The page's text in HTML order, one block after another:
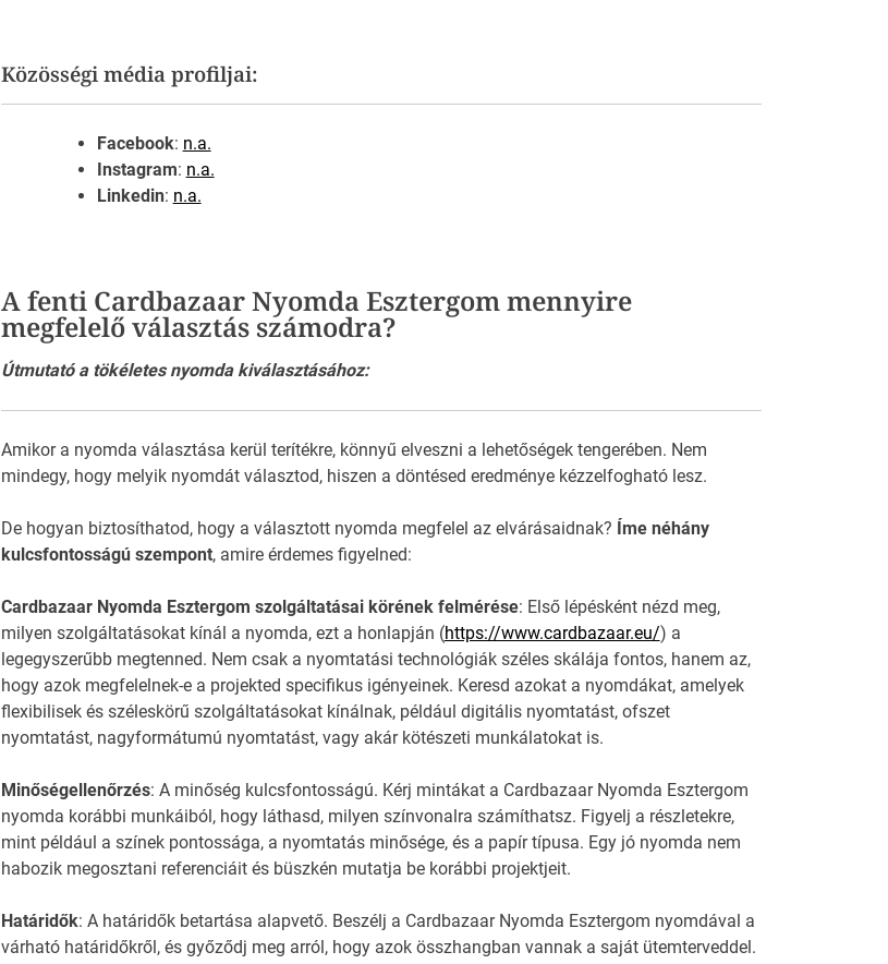
Közösségi média profiljai:
Facebook: n.a.
Instagram: n.a.
Linkedin: n.a.
A fenti Cardbazaar Nyomda Esztergom mennyire
megfelelő választás számodra?
Útmutató a tökéletes nyomda kiválasztásához:
Amikor a nyomda választása kerül terítékre, könnyű elveszni a lehetőségek tengerében. Nem
mindegy, hogy melyik nyomdát választod, hiszen a döntésed eredménye kézzelfogható lesz.
De hogyan biztosíthatod, hogy a választott nyomda megfelel az elvárásaidnak? Íme néhány
kulcsfontosságú szempont, amire érdemes figyelned:
Cardbazaar Nyomda Esztergom szolgáltatásai körének felmérése: Első lépésként nézd meg,
milyen szolgáltatásokat kínál a nyomda, ezt a honlapján (https://www.cardbazaar.eu/) a
legegyszerűbb megtenned. Nem csak a nyomtatási technológiák széles skálája fontos, hanem az,
hogy azok megfelelnek-e a projekted specifikus igényeinek. Keresd azokat a nyomdákat, amelyek
flexibilisek és széleskörű szolgáltatásokat kínálnak, például digitális nyomtatást, ofszet
nyomtatást, nagyformátumú nyomtatást, vagy akár kötészeti munkálatokat is.
Minőségellenőrzés: A minőség kulcsfontosságú. Kérj mintákat a Cardbazaar Nyomda Esztergom
nyomda korábbi munkáiból, hogy láthasd, milyen színvonalra számíthatsz. Figyelj a részletekre,
mint például a színek pontossága, a nyomtatás minősége, és a papír típusa. Egy jó nyomda nem
habozik megosztani referenciáit és büszkén mutatja be korábbi projektjeit.
Határidők: A határidők betartása alapvető. Beszélj a Cardbazaar Nyomda Esztergom nyomdával a
várható határidőkről, és győződj meg arról, hogy azok összhangban vannak a saját ütemterveddel.